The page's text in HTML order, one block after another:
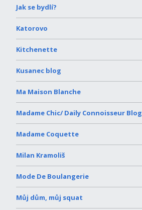
Jak se bydlí?
Katorovo
Kitchenette
Kusanec blog
Ma Maison Blanche
Madame Chic/ Daily Connoisseur Blog
Madame Coquette
Milan Kramoliš
Mode De Boulangerie
Můj dům, můj squat